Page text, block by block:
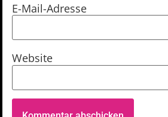
E-Mail-Adresse
Website